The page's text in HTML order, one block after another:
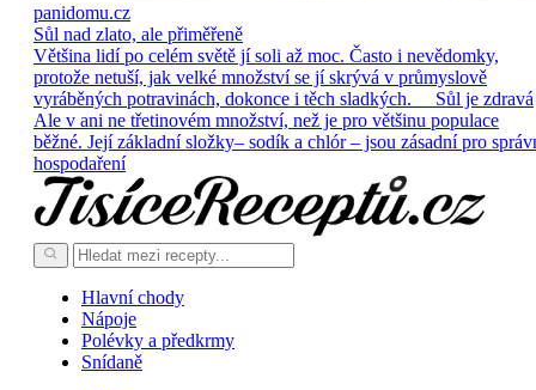
panidomu.cz
Sůl nad zlato, ale přiměřeně
Většina lidí po celém světě jí soli až moc. Často i nevědomky,
protože netuší, jak velké množství se jí skrývá v průmyslově
vyráběných potravinách, dokonce i těch sladkých. Sůl je zdravá
Ale v ani ne třetinovém množství, než je pro většinu populace
běžné. Její základní složky– sodík a chlór – jsou zásadní pro
hospodaření
Hlavní chody
Nápoje
Polévky a předkrmy
Snídaně